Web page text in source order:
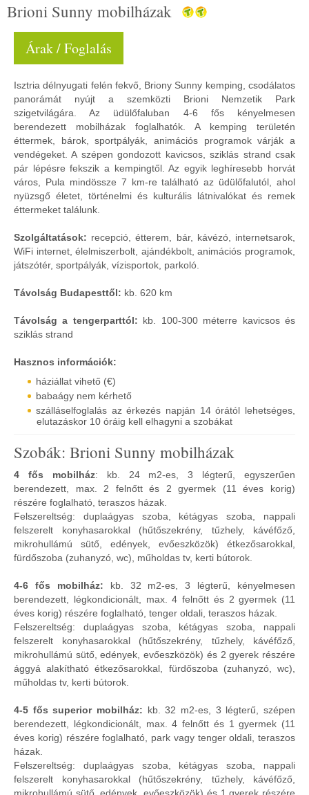
Brioni Sunny mobilházak
Árak / Foglalás
Isztria délnyugati felén fekvő, Briony Sunny kemping, csodálatos
panorámát nyújt a szemközti Brioni Nemzetik Park
szigetvilágára. Az üdülőfaluban 4-6 fős kényelmesen
berendezett mobilházak foglalhatók. A kemping területén
éttermek, bárok, sportpályák, animációs programok várják a
vendégeket. A szépen gondozott kavicsos, sziklás strand csak
pár lépésre fekszik a kempingtől. Az egyik leghíresebb horvát
város, Pula mindössze 7 km-re található az üdülőfalutól, ahol
nyüzsgő életet, történelmi és kulturális látnivalókat és remek
éttermeket találunk.
Szolgáltatások: recepció, étterem, bár, kávézó, internetsarok,
WiFi internet, élelmiszerbolt, ajándékbolt, animációs programok,
játszótér, sportpályák, vízisportok, parkoló.
Távolság Budapesttől: kb. 620 km
Távolság a tengerparttól: kb. 100-300 méterre kavicsos és
sziklás strand
Hasznos információk:
háziállat vihető (€)
babaágy nem kérhető
szálláselfoglalás az érkezés napján 14 órától lehetséges,
elutazáskor 10 óráig kell elhagyni a szobákat
Szobák: Brioni Sunny mobilházak
4 fős mobilház: kb. 24 m2-es, 3 légterű, egyszerűen
berendezett, max. 2 felnőtt és 2 gyermek (11 éves korig)
részére foglalható, teraszos házak.
Felszereltség: duplaágyas szoba, kétágyas szoba, nappali
felszerelt konyhasarokkal (hűtőszekrény, tűzhely, kávéfőző,
mikrohullámú sütő, edények, evőeszközök) étkezősarokkal,
fürdőszoba (zuhanyzó, wc), műholdas tv, kerti bútorok.
4-6 fős mobilház: kb. 32 m2-es, 3 légterű, kényelmesen
berendezett, légkondicionált, max. 4 felnőtt és 2 gyermek (11
éves korig) részére foglalható, tenger oldali, teraszos házak.
Felszereltség: duplaágyas szoba, kétágyas szoba, nappali
felszerelt konyhasarokkal (hűtőszekrény, tűzhely, kávéfőző,
mikrohullámú sütő, edények, evőeszközök) és 2 gyerek részére
ággyá alakítható étkezősarokkal, fürdőszoba (zuhanyzó, wc),
műholdas tv, kerti bútorok.
4-5 fős superior mobilház: kb. 32 m2-es, 3 légterű, szépen
berendezett, légkondicionált, max. 4 felnőtt és 1 gyermek (11
éves korig) részére foglalható, park vagy tenger oldali, teraszos
házak.
Felszereltség: duplaágyas szoba, kétágyas szoba, nappali
felszerelt konyhasarokkal (hűtőszekrény, tűzhely, kávéfőző,